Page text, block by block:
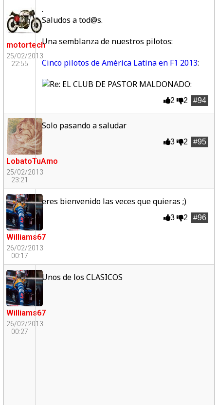
motortech
25/02/2013
22:55
.
Saludos a tod@s.
Una semblanza de nuestros pilotos:
Cinco pilotos de América Latina en F1 2013:
:
#94
2 2
LobatoTuAmo
25/02/2013
23:21
Solo pasando a saludar
#95
3 2
Williams67
26/02/2013
00:17
eres bienvenido las veces que quieras ;)
#96
3 2
Williams67
26/02/2013
00:27
Unos de los CLASICOS